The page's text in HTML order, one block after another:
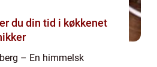
du din tid i køkkenet
– En himmelsk